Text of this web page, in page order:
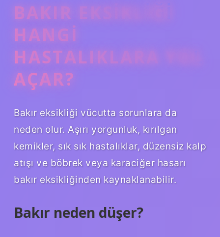
BAKIR EKSIKLIĞI
HANGI
HASTALIKLARA YOL
AÇAR?
Bakır eksikliği vücutta sorunlara da
neden olur. Aşırı yorgunluk, kırılgan
kemikler, sık sık hastalıklar, düzensiz kalp
atışı ve böbrek veya karaciğer hasarı
bakır eksikliğinden kaynaklanabilir.
Bakır neden düşer?